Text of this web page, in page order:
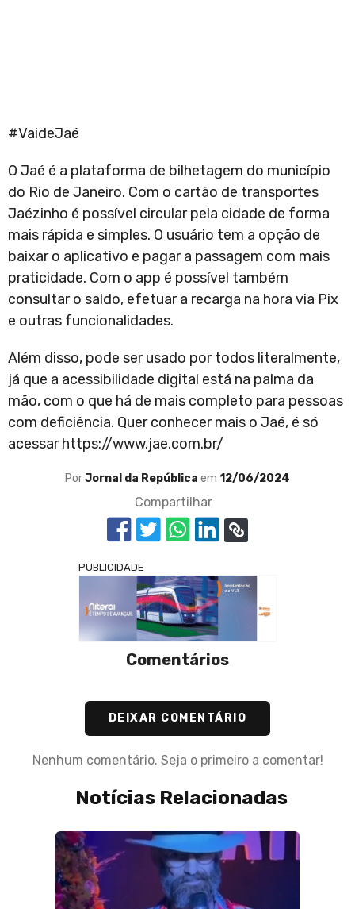
#VaideJaé
O Jaé é a plataforma de bilhetagem do município
do Rio de Janeiro. Com o cartão de transportes
Jaézinho é possível circular pela cidade de forma
mais rápida e simples. O usuário tem a opção de
baixar o aplicativo e pagar a passagem com mais
praticidade. Com o app é possível também
consultar o saldo, efetuar a recarga na hora via Pix
e outras funcionalidades.
Além disso, pode ser usado por todos literalmente,
já que a acessibilidade digital está na palma da
mão, com o que há de mais completo para pessoas
com deficiência. Quer conhecer mais o Jaé, é só
acessar https://www.jae.com.br/
PorJornal da República em 12/06/2024
Compartilhar
PUBLICIDADE
Comentários
DEIXAR COMENTÁRIO
Nenhum comentário. Seja o primeiro a comentar!
Notícias Relacionadas